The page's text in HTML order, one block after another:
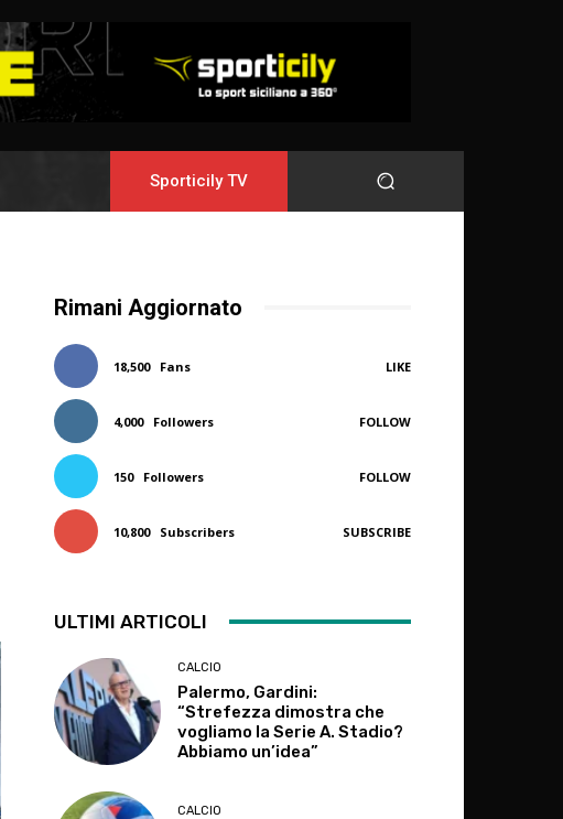
Sporticily TV
Rimani Aggiornato
18,500 Fans LIKE
4,000 Followers FOLLOW
150 Followers FOLLOW
10,800 Subscribers SUBSCRIBE
ULTIMI ARTICOLI
CALCIO
Palermo, Gardini:
“Strefezza dimostra che
vogliamo la Serie A. Stadio?
Abbiamo un’idea”
CALCIO